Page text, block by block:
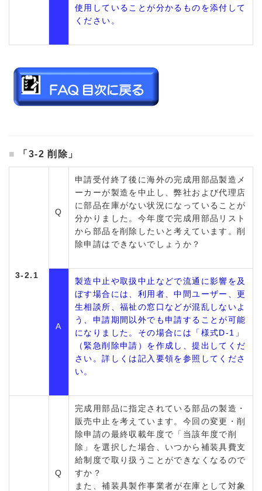
使用していることが分かるものを添付して
ください。
「3-2 削除」
3-2.1
Q
申請受付終了後に海外の完成用部品製造メ
ーカーが製造を中止し、弊社および代理店
に部品在庫がない状況になっていることが
分かりました。今年度で完成用部品リスト
から部品を削除したいと考えています。削
除申請はできないでしょうか？
A
製造中止や取扱中止などで流通に影響を及
ぼす場合には、利用者、中間ユーザー、更
生相談所、福祉の窓口などが混乱しないよ
う、申請期間以外でも申請することが可能
になりました。その場合には「様式D-1」
（緊急削除申請）を作成し、提出してくだ
さい。詳しくは記入要領を参照してくださ
い。
Q
完成用部品に指定されている部品の製造・
販売中止を考えています。今回の変更・削
除申請の最終収載年度で「当該年度で削
除」を選択した場合、いつから補装具費支
給制度で取り扱うことができなくなるので
すか？
また、補装具製作事業者が在庫として対象